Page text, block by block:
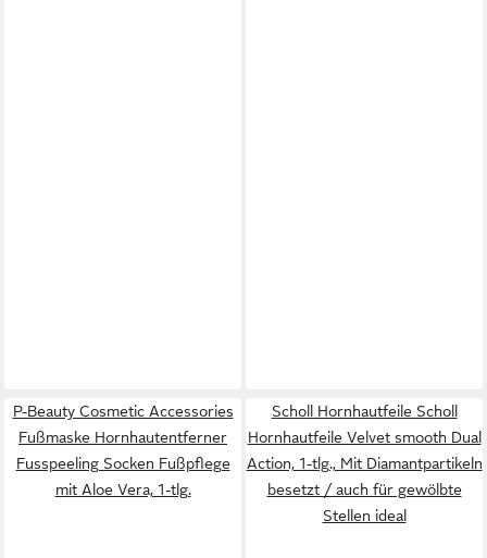
P-Beauty Cosmetic Accessories
Fußmaske Hornhautentferner
Fusspeeling Socken Fußpflege
mit Aloe Vera, 1-tlg.
Scholl Hornhautfeile Scholl
Hornhautfeile Velvet smooth Dual
Action, 1-tlg., Mit Diamantpartikeln
besetzt / auch für gewölbte
Stellen ideal